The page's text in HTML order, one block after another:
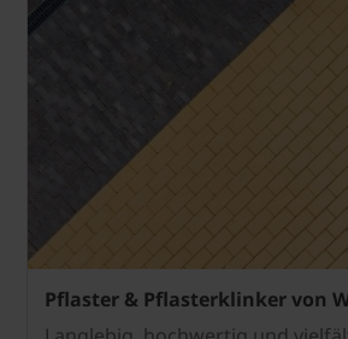
Pflaster & Pflasterklinker von